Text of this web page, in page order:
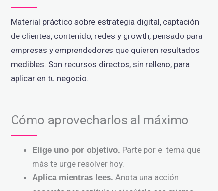
Material práctico sobre estrategia digital, captación
de clientes, contenido, redes y growth, pensado para
empresas y emprendedores que quieren resultados
medibles. Son recursos directos, sin relleno, para
aplicar en tu negocio.
Cómo aprovecharlos al máximo
Elige uno por objetivo. Parte por el tema que
más te urge resolver hoy.
Aplica mientras lees. Anota una acción